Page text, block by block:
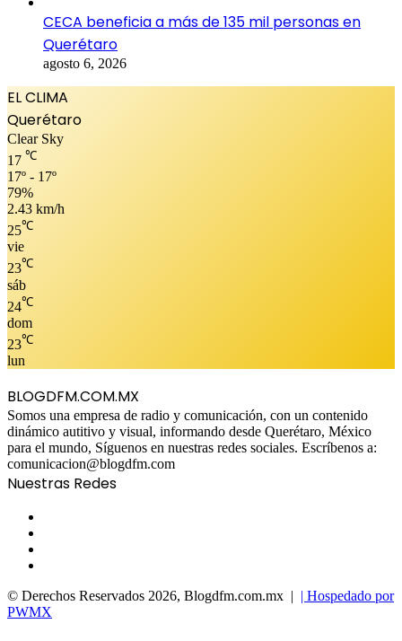
CECA beneficia a más de 135 mil personas en
Querétaro
agosto 6, 2026
EL CLIMA
Querétaro
Clear Sky
17 ℃
17º - 17º
79%
2.43 km/h
25℃
vie
23℃
sáb
24℃
dom
23℃
lun
BLOGDFM.COM.MX
Somos una empresa de radio y comunicación, con un contenido
dinámico autitivo y visual, informando desde Querétaro, México
para el mundo, Síguenos en nuestras redes sociales. Escríbenos a:
comunicacion@blogdfm.com
Nuestras Redes
© Derechos Reservados 2026, Blogdfm.com.mx | | Hospedado por
PWMX